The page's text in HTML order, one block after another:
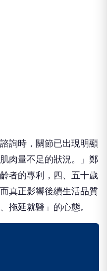
詢時，關節已出現明顯
肉量不足的狀況。」鄭
者的專利，四、五十歲
真正影響後續生活品質
拖延就醫」的心態。